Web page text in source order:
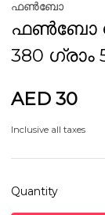
ഫൺബോ
ഫൺബോ
380 ഗ്രാം
AED 30
Inclusive all taxes
Quantity